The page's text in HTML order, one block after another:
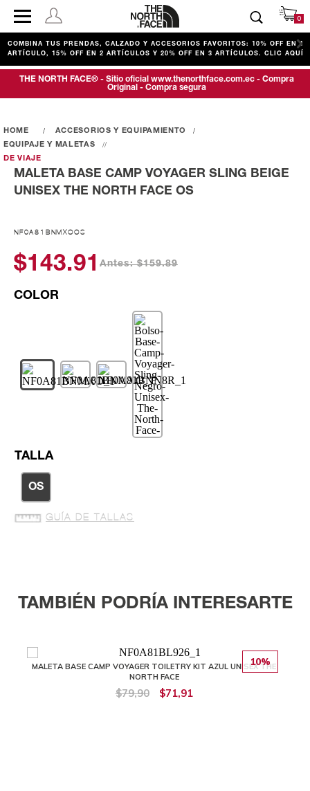
0
COMBINA TUS PRENDAS, CALZADO Y ACCESORIOS FAVORITOS: 10% OFF EN 1
ARTÍCULO, 15% OFF EN 2 ARTÍCULOS Y 20% OFF EN 3 ARTÍCULOS. CLIC AQUÍ
THE NORTH FACE® - Sitio oficial www.thenorthface.com.ec - Compra
Original - Compra segura
ACCESORIOS Y EQUIPAMIENTO
EQUIPAJE Y MALETAS
DE VIAJE
MALETA BASE CAMP VOYAGER SLING BEIGE
UNISEX THE NORTH FACE OS
NF0A81BNMXOOS
$143.91 Antes: $159.89
TALLA
OS
GUÍA DE TALLAS
TAMBIÉN PODRÍA INTERESARTE
10%
MALETA BASE CAMP VOYAGER TOILETRY KIT AZUL UNISEX THE
NORTH FACE
$79,90 $71,91